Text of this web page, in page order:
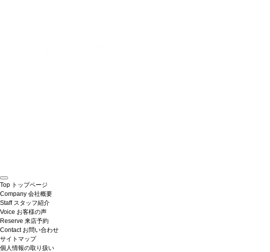
Top トップページ
Company 会社概要
Staff スタッフ紹介
Voice お客様の声
Reserve 来店予約
Contact お問い合わせ
サイトマップ
個人情報の取り扱い